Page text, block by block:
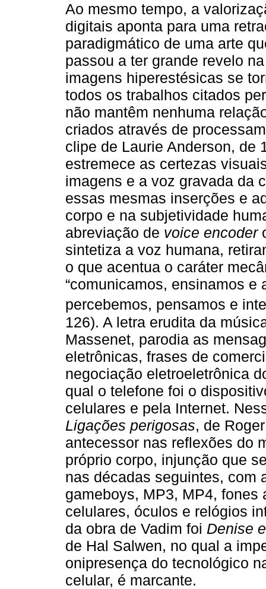
Ao mesmo tempo, a
digitais aponta para uma
paradigmático de uma arte
passou a ter grande revelo
imagens hiperestésicas se
todos os trabalhos citados
não mantêm nenhuma
criados através de
clipe de Laurie Anderson, de
estremece as certezas
imagens e a voz gravada da
essas mesmas inserções e
corpo e na subjetividade
abreviação de voice encoder
sintetiza a voz humana,
o que acentua o caráter
“comunicamos, ensinamos
percebemos, pensamos e
126). A letra erudita da
Massenet, parodia as
eletrônicas, frases de
negociação eletroeletrônica
qual o telefone foi o
celulares e pela Internet.
Ligações perigosas, de
antecessor nas reflexões do
próprio corpo, injunção que
nas décadas seguintes, com
gameboys, MP3, MP4,
celulares, óculos e relógios
da obra de Vadim foi Denise
de Hal Salwen, no qual a
onipresença do tecnológico
celular, é marcante.